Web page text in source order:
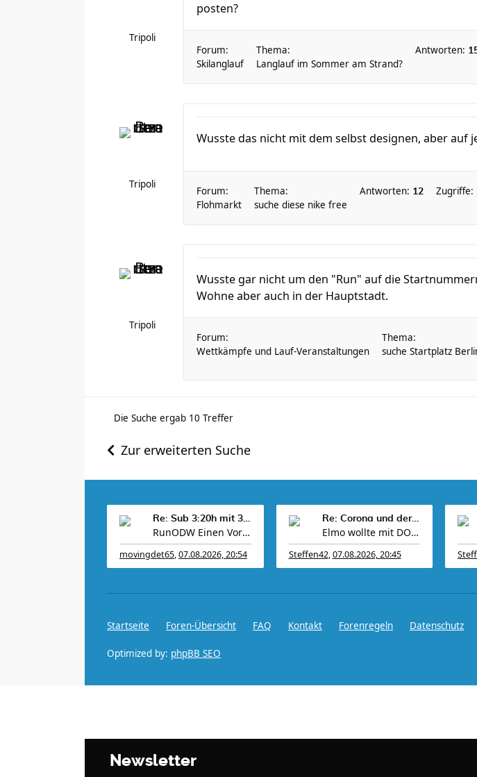
Tripoli
posten?
Forum:
Skilanglauf
Thema:
Langlauf im Sommer am Strand?
Antworten:
Tripoli
Wusste das nicht mit dem selbst designen, aber auf
Forum:
Flohmarkt
Thema:
suche diese nike free
Antworten: 12 Zugriffe:
Tripoli
Wusste gar nicht um den "Run" auf die
Wohne aber auch in der Hauptstadt.
Forum:
Wettkämpfe und Lauf-Veranstaltungen
Thema:
suche Startplatz
Die Suche ergab 10 Treffer
Zur erweiterten Suche
Re: Sub 3:20h mit 3-4 mal Training die Woche machb
RunODW Einen Vorbereitungs-WK 4 Wo. vorher gibt es
movingdet65,07.08.2026, 20:54
Re: Corona und der Sport
Elmo wollte mit DOGE 2 Billionen einsparen. Am End
Steffen42,07.08.2026, 20:45
Startseite Foren-Übersicht FAQ Kontakt Forenregeln Datenschutz
Optimized by: phpBB SEO
Newsletter